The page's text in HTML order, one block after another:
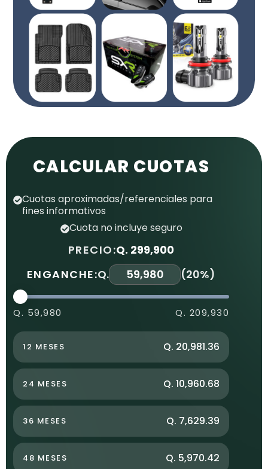
CALCULAR CUOTAS
Cuotas aproximadas/referenciales para
fines informativos
Cuota no incluye seguro
PRECIO:Q. 299,900
ENGANCHE:Q. (20%)
Q. 59,980 Q. 209,930
12 MESES Q. 20,981.36
24 MESES Q. 10,960.68
36 MESES Q. 7,629.39
48 MESES Q. 5,970.42